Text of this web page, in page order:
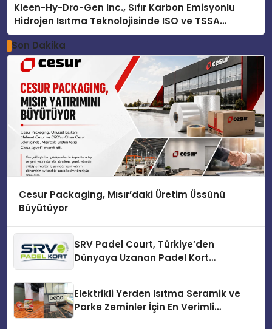
Kleen-Hy-Dro-Gen Inc., Sıfır Karbon Emisyonlu
Hidrojen Isıtma Teknolojisinde ISO ve TSSA
Düzenleyici Onaylarını Aldı
Son Dakika
Cesur Packaging, Mısır’daki Üretim Üssünü
Büyütüyor
SRV Padel Court, Türkiye’den
Dünyaya Uzanan Padel Kort
Elektrikli Yerden Isıtma Seramik ve
Parke Zeminler İçin En Verimli